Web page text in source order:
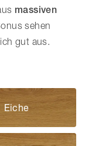
massiven
sehen
gut aus.
Eiche